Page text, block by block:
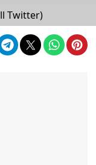
Twitter)